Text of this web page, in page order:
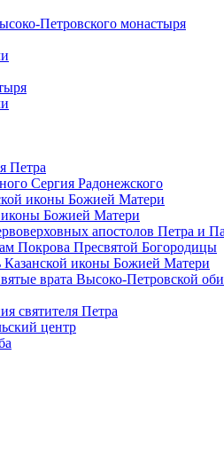
Петровского монастыря
Петра
Сергия Радонежского
иконы Божией Матери
Божией Матери
апостолов Петра и
Покрова Пресвятой Богородицы
Казанской иконы Божией Матери
врата Высоко-Петровской
святителя Петра
центр